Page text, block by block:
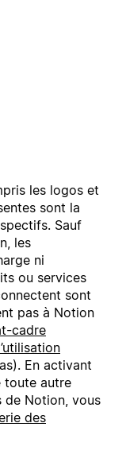
les logos et
sont la
Sauf
les
ni
ou services
sont
pas à Notion
cadre
En activant
toute autre
de Notion, vous
des